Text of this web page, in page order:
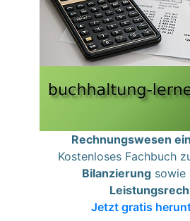
Rechnungswesen
Kostenloses Fachbuch
Bilanzierung sowie
Jetzt gratis